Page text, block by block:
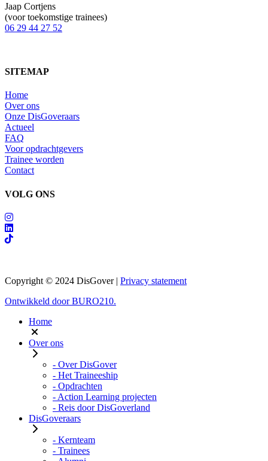
Jaap Cortjens
(voor toekomstige trainees)
06 29 44 27 52
SITEMAP
Home
Over ons
Onze DisGoveraars
Actueel
FAQ
Voor opdrachtgevers
Trainee worden
Contact
VOLG ONS
Copyright © 2024 DisGover | Privacy statement
Ontwikkeld doorBURO210.
Home
Over ons
- Over DisGover
- Het Traineeship
- Opdrachten
- Action Learning projecten
- Reis door DisGoverland
DisGoveraars
- Kernteam
- Trainees